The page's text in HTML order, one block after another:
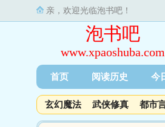
亲，欢迎光临泡书吧！
泡书吧
www.xpaoshuba.com
首页 阅读历史 今
玄幻魔法 武侠修真 都市